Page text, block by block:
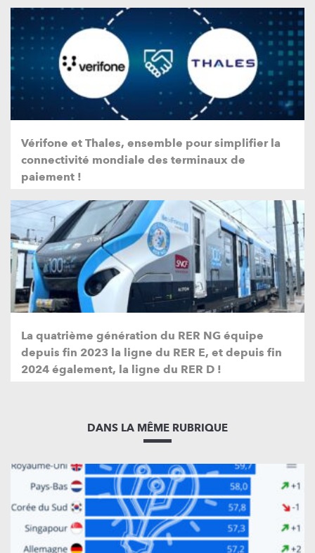
Vérifone et Thales, ensemble pour simplifier la
connectivité mondiale des terminaux de
paiement !
La quatrième génération du RER NG équipe
depuis fin 2023 la ligne du RER E, et depuis fin
2024 également, la ligne du RER D !
DANS LA MÊME RUBRIQUE